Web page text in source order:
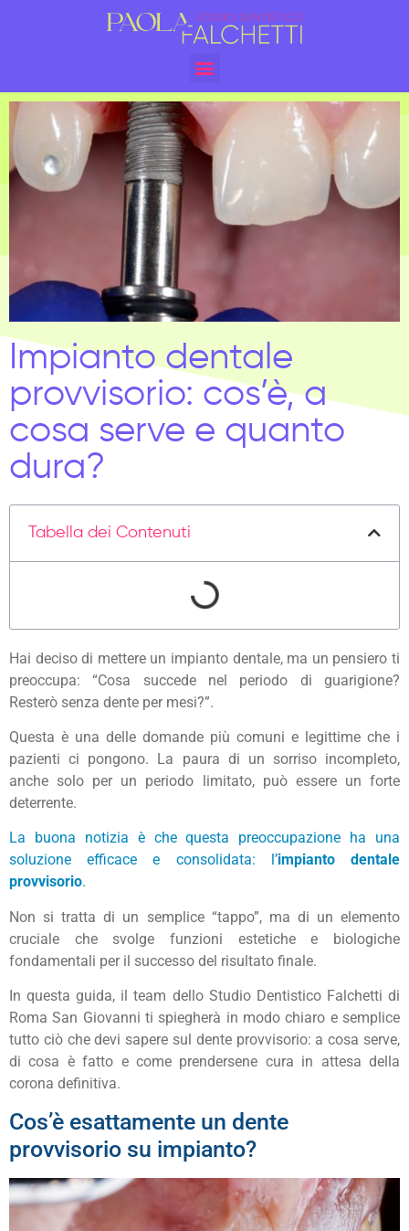
Impianto dentale
provvisorio: cos’è, a
cosa serve e quanto
dura?
Tabella dei Contenuti
Hai deciso di mettere un impianto dentale, ma un pensiero ti
preoccupa: “Cosa succede nel periodo di guarigione?
Resterò senza dente per mesi?”.
Questa è una delle domande più comuni e legittime che i
pazienti ci pongono. La paura di un sorriso incompleto,
anche solo per un periodo limitato, può essere un forte
deterrente.
La buona notizia è che questa preoccupazione ha una
soluzione efficace e consolidata: l’impianto dentale
provvisorio.
Non si tratta di un semplice “tappo”, ma di un elemento
cruciale che svolge funzioni estetiche e biologiche
fondamentali per il successo del risultato finale.
In questa guida, il team dello Studio Dentistico Falchetti di
Roma San Giovanni ti spiegherà in modo chiaro e semplice
tutto ciò che devi sapere sul dente provvisorio: a cosa serve,
di cosa è fatto e come prendersene cura in attesa della
corona definitiva.
Cos’è esattamente un dente
provvisorio su impianto?